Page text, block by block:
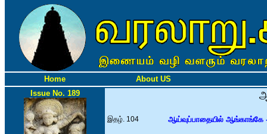
Home
About US
Issue No. 189
இதழ். 104 ஆய்வுப்பாதையில் ஆங்காங்கே